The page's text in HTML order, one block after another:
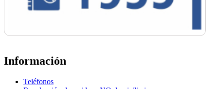
Información
Teléfonos